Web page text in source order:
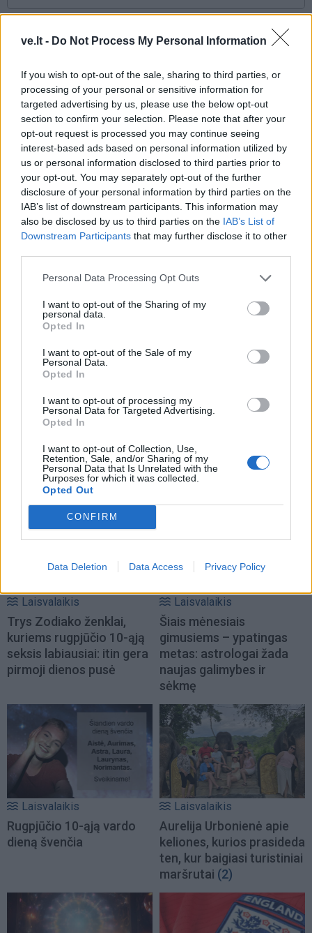
ve.lt - Do Not Process My Personal Information
If you wish to opt-out of the sale, sharing to third parties, or
processing of your personal or sensitive information for
targeted advertising by us, please use the below opt-out
section to confirm your selection. Please note that after your
opt-out request is processed you may continue seeing
interest-based ads based on personal information utilized by
us or personal information disclosed to third parties prior to
your opt-out. You may separately opt-out of the further
disclosure of your personal information by third parties on the
IAB’s list of downstream participants. This information may
also be disclosed by us to third parties on the IAB’s List of
Downstream Participants that may further disclose it to other
Personal Data Processing Opt Outs
I want to opt-out of the Sharing of my
personal data.
Opted In
I want to opt-out of the Sale of my
Personal Data.
Opted In
I want to opt-out of processing my
Personal Data for Targeted Advertising.
Opted In
I want to opt-out of Collection, Use,
Retention, Sale, and/or Sharing of my
Personal Data that Is Unrelated with the
Purposes for which it was collected.
Opted Out
CONFIRM
Data Deletion Data Access Privacy Policy
Sutinku su taisyklėmis
This site is protected by
reCAPTCHA and the Google
Privacy PolicyandTerms of
Serviceapply.
TAIP PAT SKAITYKITE
Laisvalaikis
Trys Zodiako ženklai,
kuriems rugpjūčio 10-ąją
seksis labiausiai: itin gera
pirmoji dienos pusė
Laisvalaikis
Šiais mėnesiais
gimusiems – ypatingas
metas: astrologai žada
naujas galimybes ir
sėkmę
Laisvalaikis
Rugpjūčio 10-ąją vardo
dieną švenčia
Laisvalaikis
Aurelija Urbonienė apie
keliones, kurios prasideda
ten, kur baigiasi turistiniai
maršrutai (2)